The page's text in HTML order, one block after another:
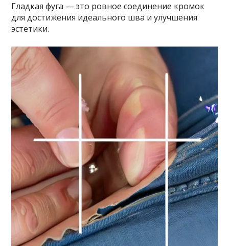
Гладкая фуга — это ровное соединение кромок
для достижения идеального шва и улучшения
эстетики.